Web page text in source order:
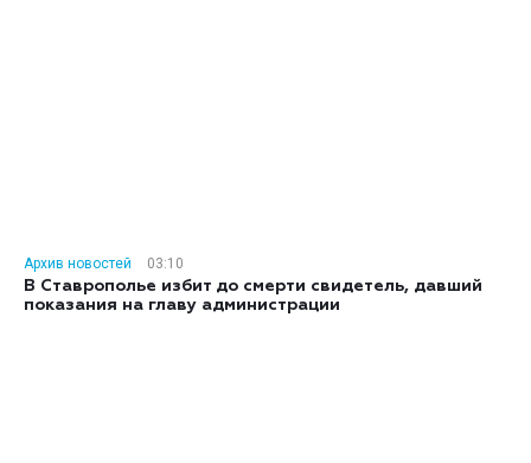
Архив новостей
03:10
В Ставрополье избит до смерти свидетель, давший
показания на главу администрации